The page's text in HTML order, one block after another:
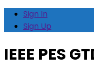
Sign In
Sign Up
IEEE PES